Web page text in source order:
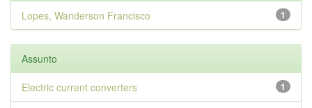
1
Lopes, Wanderson Francisco
Assunto
1
Electric current converters